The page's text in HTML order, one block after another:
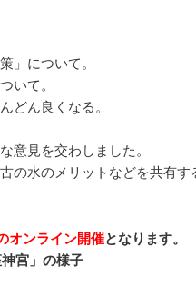
」について。
いて。
どん良くなる。
意見を交わしました。
の水のメリットなどを共有す
オンライン開催となります。
宮」の様子